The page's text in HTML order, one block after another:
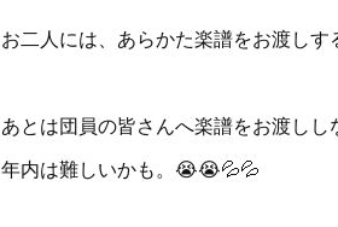
お二人には、あらかた楽譜をお渡しす
あとは団員の皆さんへ楽譜をお渡しし
年内は難しいかも。😭😭💦💦